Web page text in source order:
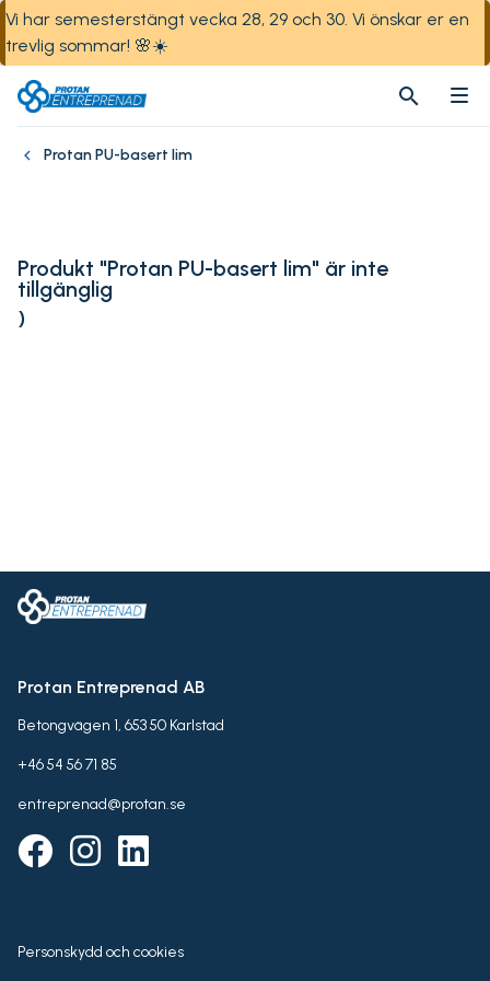
Vi har semesterstängt vecka 28, 29 och 30. Vi önskar er en
trevlig sommar! 🌸☀️
search
search
Protan PU-basert lim
Produkt "Protan PU-basert lim" är inte
tillgänglig
)
Protan Entreprenad AB
Betongvägen 1, 653 50 Karlstad
+46 54 56 71 85
entreprenad@protan.se
Personskydd och cookies